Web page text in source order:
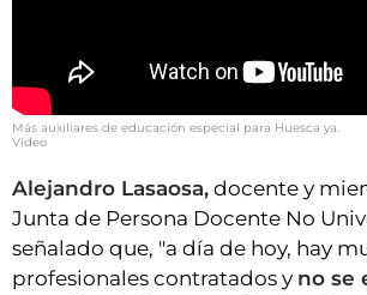
Más auxiliares de educación especial para Huesca ya.
Vídeo
Alejandro Lasaosa, docente y
Junta de Persona Docente No
señalado que, "a día de hoy, hay
profesionales contratados y no se